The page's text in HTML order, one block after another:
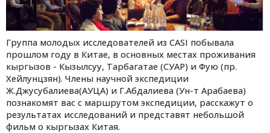
Группа молодых исследователей из CASI побывала
прошлом году в Китае, в основных местах проживания
кыргызов - Кызылсуу, Тарбагатае (СУАР) и Фую (пр.
Хейлунцзян). Члены научной экспедиции
Ж.Джусубалиева(АУЦА) и Г.Абдалиева (Ун-т Арабаева)
познакомят вас с маршрутом экспедиции, расскажут о
результатах исследований и представят небольшой
фильм о кыргызах Китая.